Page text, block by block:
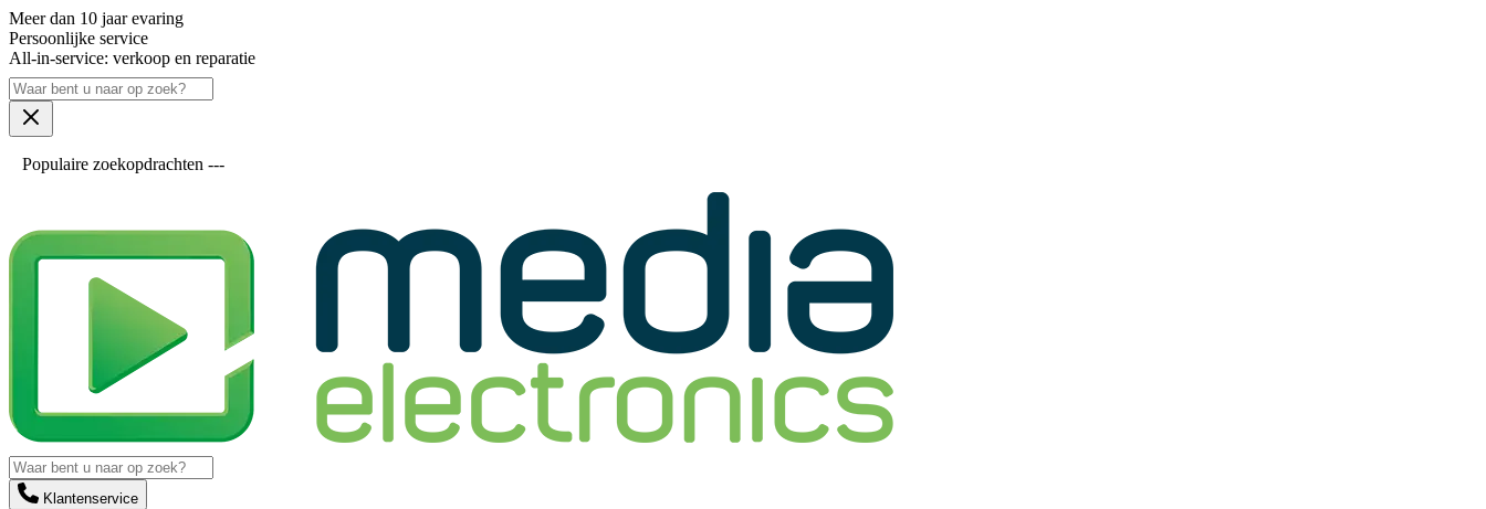
Meer dan 10 jaar evaring
Persoonlijke service
All-in-service: verkoop en reparatie
Populaire zoekopdrachten ---
Klantenservice